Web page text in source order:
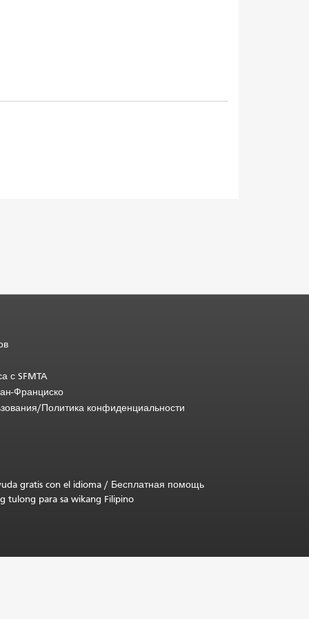
с SFMTA
Франциско
Политика конфиденциальности
gratis con el idioma / Бесплатная помощь
tulong para sa wikang Filipino